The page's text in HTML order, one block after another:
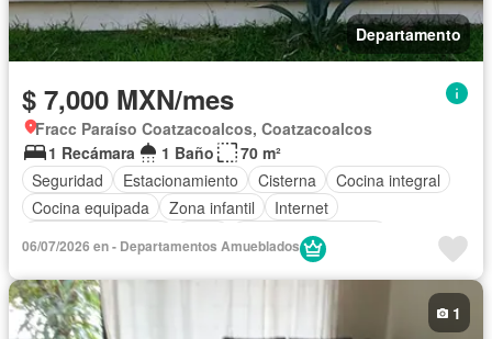
Departamento
$ 7,000 MXN/mes
Fracc Paraíso Coatzacoalcos, Coatzacoalcos
1 Recámara
1 Baño
70 m²
Seguridad
Estacionamiento Cisterna
Cocina integral
Cocina equipada
Zona infantil
Internet
Televisión por cable
Caseta de vigilancia
Permite mascotas
Completamente amueblado
06/07/2026 en - Departamentos Amueblados
1